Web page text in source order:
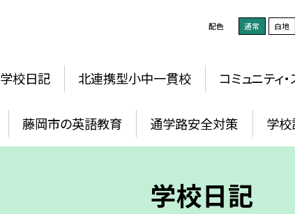
配色 通常 白地
学校日記 北連携型小中一貫校 コミュニティ
藤岡市の英語教育 通学路安全対策 学
学校日記